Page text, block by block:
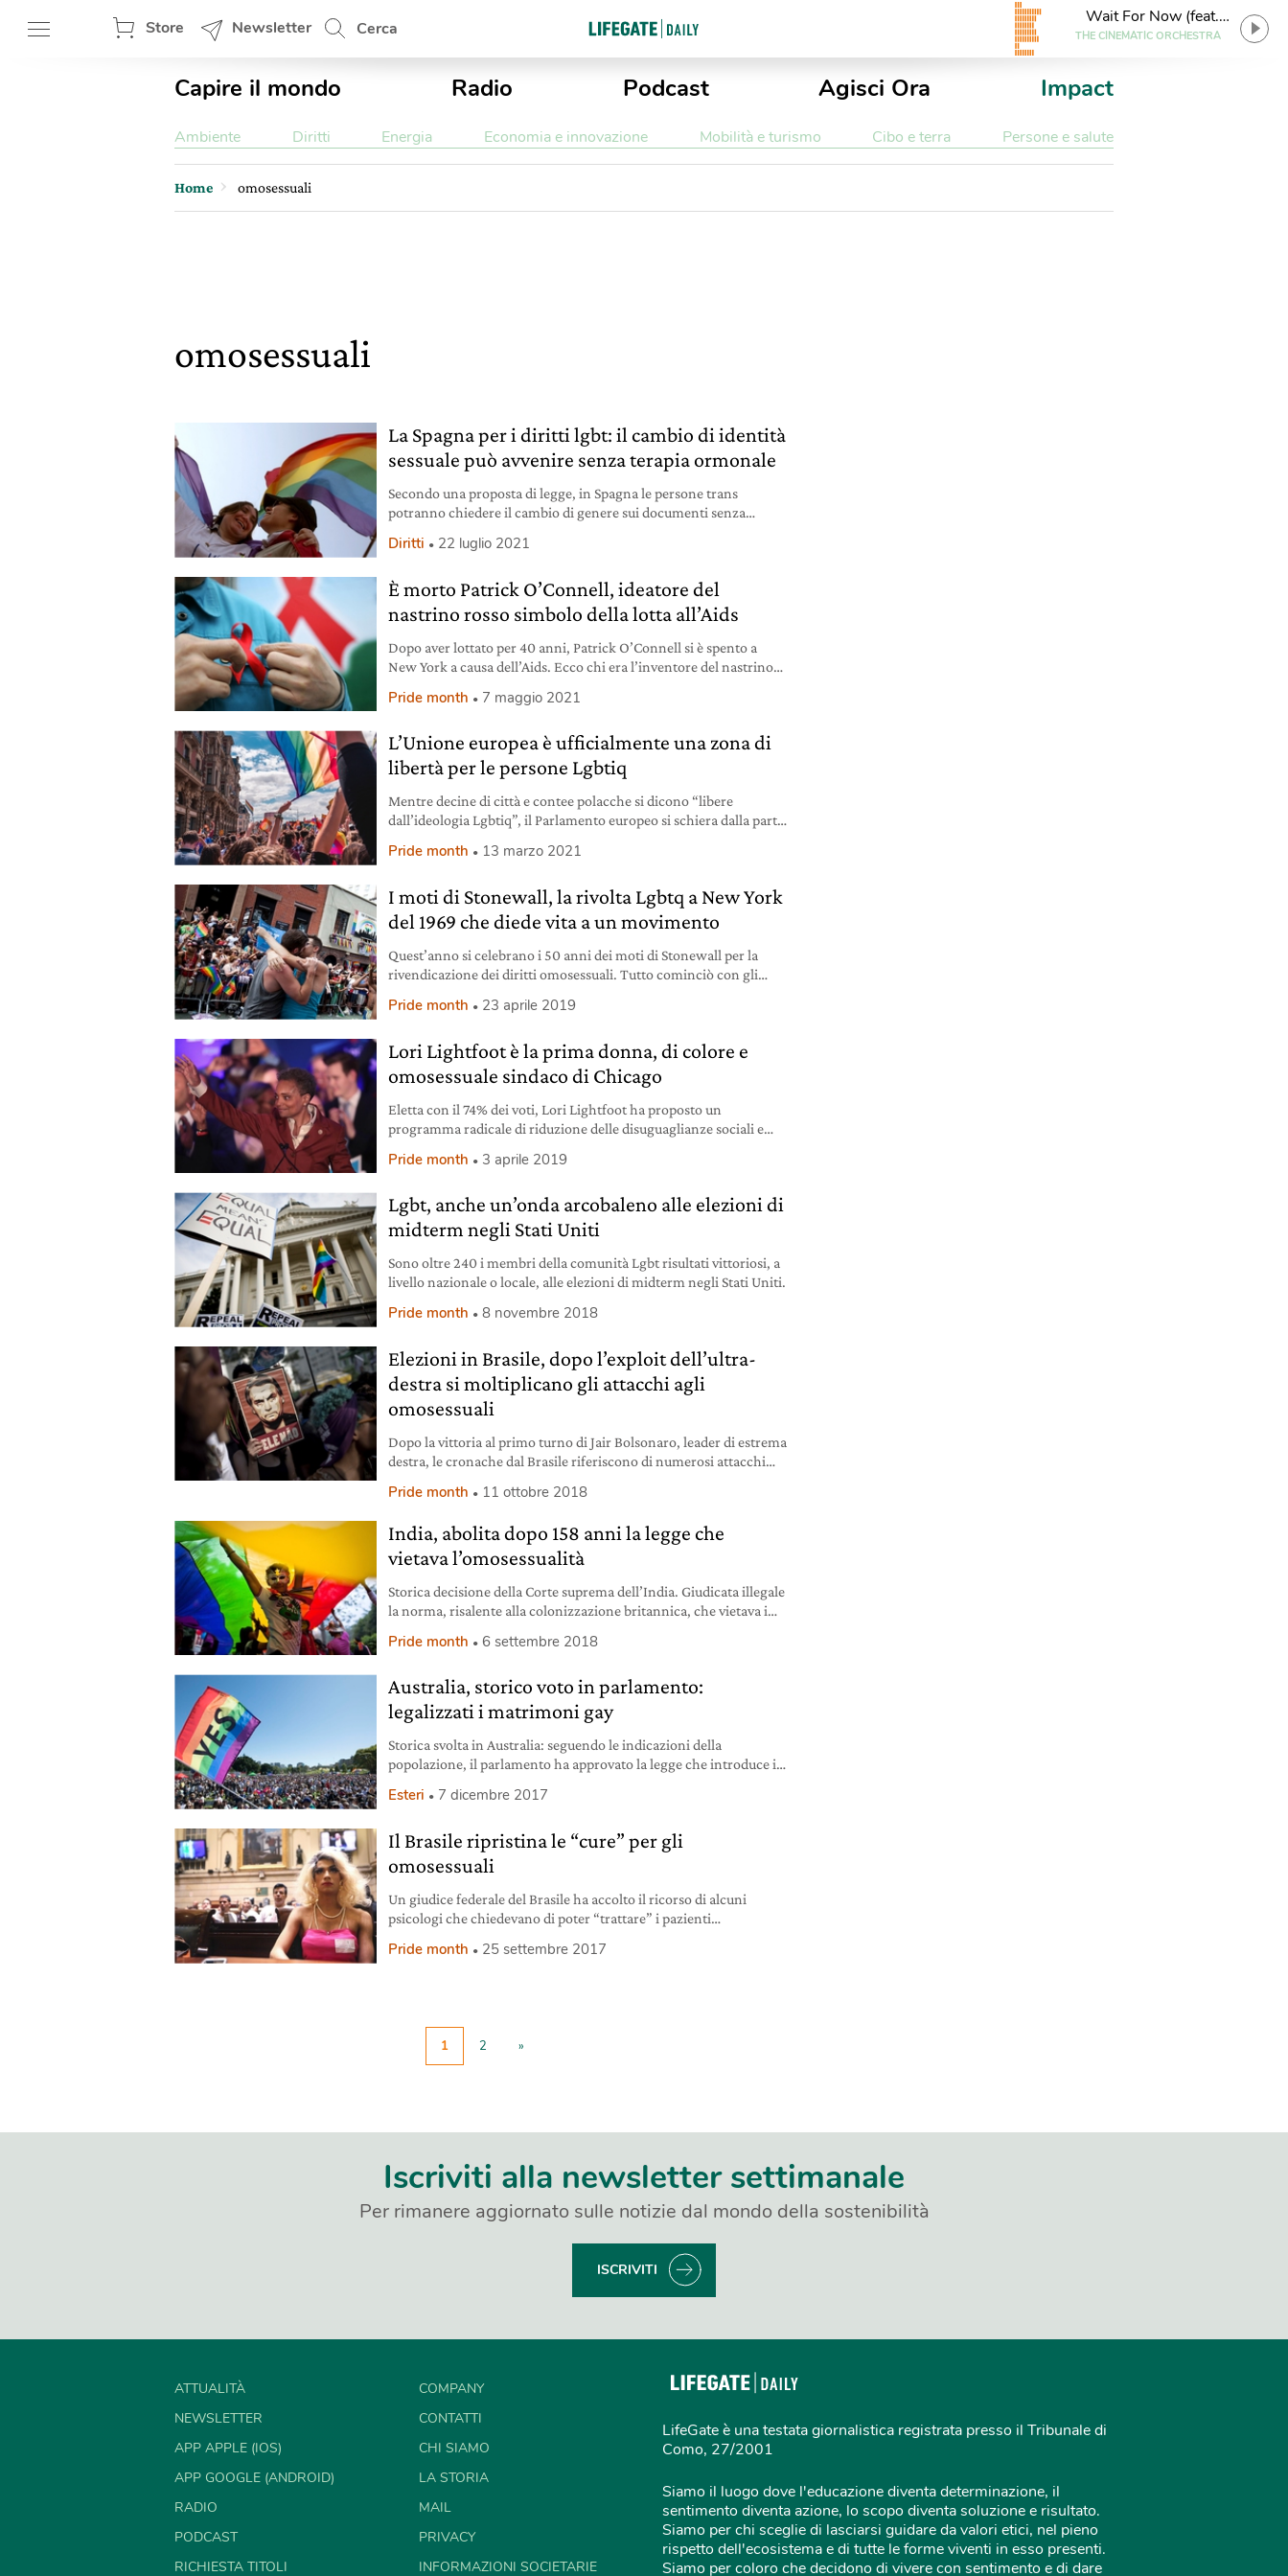
Store Newsletter Cerca
Wait For Now (feat.
Tawiah) [Mary Lattimore
THE CINEMATIC ORCHESTRA
Capire il mondo Radio Podcast Agisci Ora Impact
Ambiente Diritti Energia Economia e innovazione Mobilità e turismo Cibo e terra Persone e salute
Home omosessuali
omosessuali
La Spagna per i diritti lgbt: il cambio di identità
sessuale può avvenire senza terapia ormonale
Secondo una proposta di legge, in Spagna le persone trans
potranno chiedere il cambio di genere sui documenti senza
Diritti 22 luglio 2021
È morto Patrick O’Connell, ideatore del
nastrino rosso simbolo della lotta all’Aids
Dopo aver lottato per 40 anni, Patrick O’Connell si è spento a
New York a causa dell’Aids. Ecco chi era l’inventore del nastrino
Pride month 7 maggio 2021
L’Unione europea è ufficialmente una zona di
libertà per le persone Lgbtiq
Mentre decine di città e contee polacche si dicono “libere
dall’ideologia Lgbtiq”, il Parlamento europeo si schiera dalla parte
Pride month 13 marzo 2021
I moti di Stonewall, la rivolta Lgbtq a New York
del 1969 che diede vita a un movimento
Quest’anno si celebrano i 50 anni dei moti di Stonewall per la
rivendicazione dei diritti omosessuali. Tutto cominciò con gli
quei giorni di lotta che segnarono la storia.
Pride month 23 aprile 2019
Lori Lightfoot è la prima donna, di colore e
omosessuale sindaco di Chicago
Eletta con il 74% dei voti, Lori Lightfoot ha proposto un
programma radicale di riduzione delle disuguaglianze sociali e
Pride month 3 aprile 2019
Lgbt, anche un’onda arcobaleno alle elezioni di
midterm negli Stati Uniti
Sono oltre 240 i membri della comunità Lgbt risultati vittoriosi, a
livello nazionale o locale, alle elezioni di midterm negli Stati Uniti.
Pride month 8 novembre 2018
Elezioni in Brasile, dopo l’exploit dell’ultra-
destra si moltiplicano gli attacchi agli
omosessuali
Dopo la vittoria al primo turno di Jair Bolsonaro, leader di estrema
destra, le cronache dal Brasile riferiscono di numerosi attacchi
Pride month 11 ottobre 2018
India, abolita dopo 158 anni la legge che
vietava l’omosessualità
Storica decisione della Corte suprema dell’India. Giudicata illegale
la norma, risalente alla colonizzazione britannica, che vietava i
Pride month 6 settembre 2018
Australia, storico voto in parlamento:
legalizzati i matrimoni gay
Storica svolta in Australia: seguendo le indicazioni della
popolazione, il parlamento ha approvato la legge che introduce i
Esteri 7 dicembre 2017
Il Brasile ripristina le “cure” per gli
omosessuali
Un giudice federale del Brasile ha accolto il ricorso di alcuni
psicologi che chiedevano di poter “trattare” i pazienti
Pride month 25 settembre 2017
1 2 »
Iscriviti alla newsletter settimanale
Per rimanere aggiornato sulle notizie dal mondo della sostenibilità
ISCRIVITI
ATTUALITÀ
NEWSLETTER
APP APPLE (IOS)
APP GOOGLE (ANDROID)
RADIO
PODCAST
RICHIESTA TITOLI
COMPANY
CONTATTI
CHI SIAMO
LA STORIA
MAIL
PRIVACY
INFORMAZIONI SOCIETARIE
LifeGate è una testata giornalistica registrata presso il Tribunale di
Como, 27/2001
Siamo il luogo dove l'educazione diventa determinazione, il
sentimento diventa azione, lo scopo diventa soluzione e risultato.
Siamo per chi sceglie di lasciarsi guidare da valori etici, nel pieno
rispetto dell'ecosistema e di tutte le forme viventi in esso presenti.
Siamo per coloro che decidono di vivere con sentimento e di dare